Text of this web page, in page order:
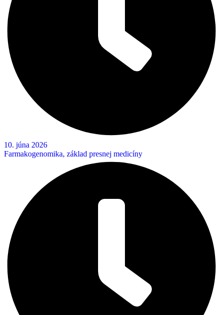
10. júna 2026
Farmakogenomika, základ presnej medicíny